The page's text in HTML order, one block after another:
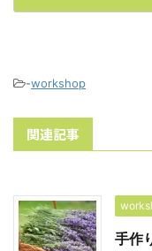
-workshop
関連記事
手作